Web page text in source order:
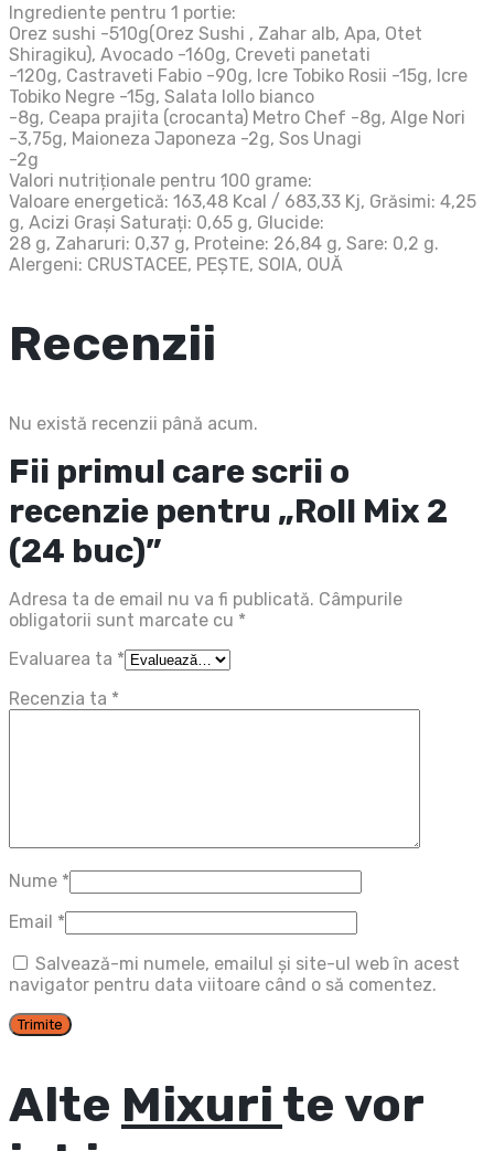
Ingrediente pentru 1 portie:
Orez sushi -510g(Orez Sushi , Zahar alb, Apa, Otet
Shiragiku), Avocado -160g, Creveti panetati
-120g, Castraveti Fabio -90g, Icre Tobiko Rosii -15g, Icre
Tobiko Negre -15g, Salata lollo bianco
-8g, Ceapa prajita (crocanta) Metro Chef -8g, Alge Nori
-3,75g, Maioneza Japoneza -2g, Sos Unagi
-2g
Valori nutriționale pentru 100 grame:
Valoare energetică: 163,48 Kcal / 683,33 Kj, Grăsimi: 4,25
g, Acizi Grași Saturați: 0,65 g, Glucide:
28 g, Zaharuri: 0,37 g, Proteine: 26,84 g, Sare: 0,2 g.
Alergeni: CRUSTACEE, PEȘTE, SOIA, OUĂ
Recenzii
Nu există recenzii până acum.
Fii primul care scrii o
recenzie pentru „Roll Mix 2
(24 buc)”
Adresa ta de email nu va fi publicată. Câmpurile
obligatorii sunt marcate cu *
Evaluarea ta *
Recenzia ta *
Nume *
Email *
Salvează-mi numele, emailul și site-ul web în acest
navigator pentru data viitoare când o să comentez.
Alte Mixuri te vor